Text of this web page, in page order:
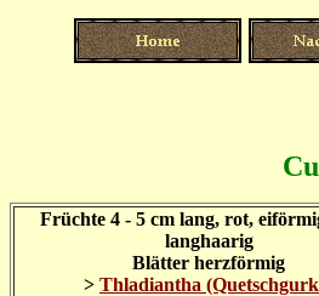
Früchte 4 - 5 cm lang, rot,
langhaarig
Blätter herzförmig
> Thladiantha